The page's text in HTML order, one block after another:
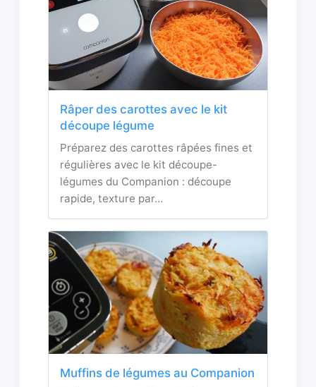
Râper des carottes avec le kit
découpe légume
Préparez des carottes râpées fines et
régulières avec le kit découpe-
légumes du Companion : découpe
rapide, texture par…
Muffins de légumes au Companion